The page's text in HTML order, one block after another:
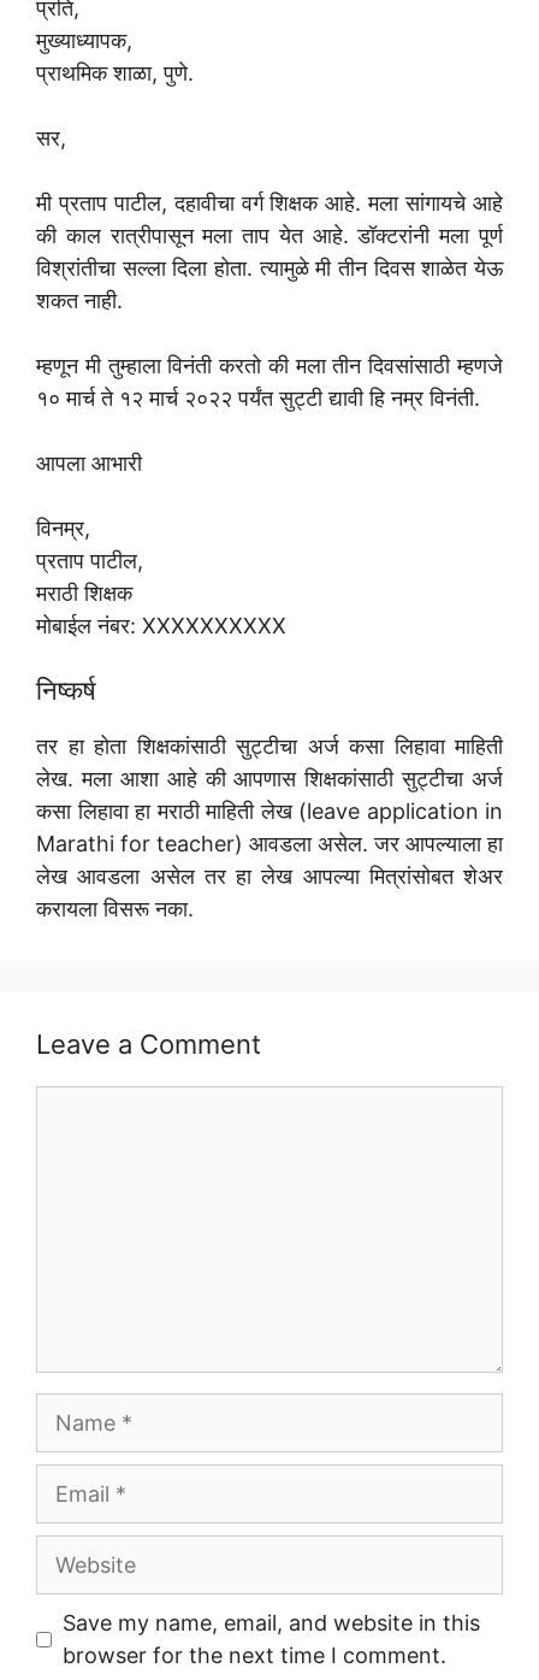
प्रति,
मुख्याध्यापक,
प्राथमिक शाळा, पुणे.
सर,
मी प्रताप पाटील, दहावीचा वर्ग शिक्षक आहे. मला सांगायचे आहे
की काल रात्रीपासून मला ताप येत आहे. डॉक्टरांनी मला पूर्ण
विश्रांतीचा सल्ला दिला होता. त्यामुळे मी तीन दिवस शाळेत येऊ
शकत नाही.
म्हणून मी तुम्हाला विनंती करतो की मला तीन दिवसांसाठी म्हणजे
१० मार्च ते १२ मार्च २०२२ पर्यंत सुट्टी द्यावी हि नम्र विनंती.
आपला आभारी
विनम्र,
प्रताप पाटील,
मराठी शिक्षक
मोबाईल नंबर: XXXXXXXXXX
निष्कर्ष
तर हा होता शिक्षकांसाठी सुट्टीचा अर्ज कसा लिहावा माहिती
लेख. मला आशा आहे की आपणास शिक्षकांसाठी सुट्टीचा अर्ज
कसा लिहावा हा मराठी माहिती लेख (leave application in
Marathi for teacher) आवडला असेल. जर आपल्याला हा
लेख आवडला असेल तर हा लेख आपल्या मित्रांसोबत शेअर
करायला विसरू नका.
Leave a Comment
Name
Email
Website
Save my name, email, and website in this
browser for the next time I comment.